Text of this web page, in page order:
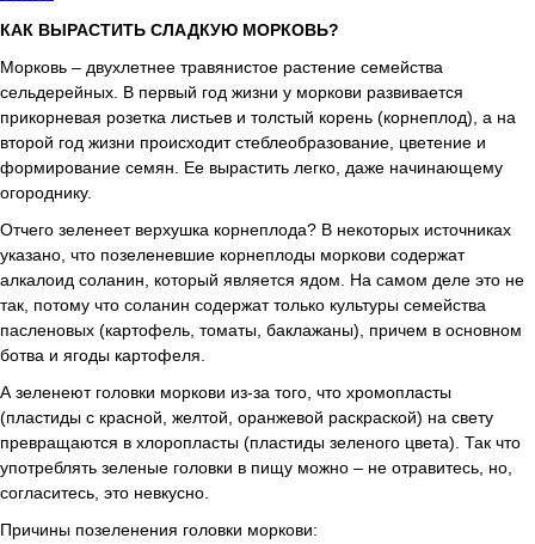
КАК ВЫРАСТИТЬ СЛАДКУЮ МОРКОВЬ?
Морковь – двухлетнее травянистое растение семейства
сельдерейных. В первый год жизни у моркови развивается
прикорневая розетка листьев и толстый корень (корнеплод), а на
второй год жизни происходит стеблеобразование, цветение и
формирование семян. Ее вырастить легко, даже начинающему
огороднику.
Отчего зеленеет верхушка корнеплода? В некоторых источниках
указано, что позеленевшие корнеплоды моркови содержат
алкалоид соланин, который является ядом. На самом деле это не
так, потому что соланин содержат только культуры семейства
пасленовых (картофель, томаты, баклажаны), причем в основном
ботва и ягоды картофеля.
А зеленеют головки моркови из-за того, что хромопласты
(пластиды с красной, желтой, оранжевой раскраской) на свету
превращаются в хлоропласты (пластиды зеленого цвета). Так что
употреблять зеленые головки в пищу можно – не отравитесь, но,
согласитесь, это невкусно.
Причины позеленения головки моркови: